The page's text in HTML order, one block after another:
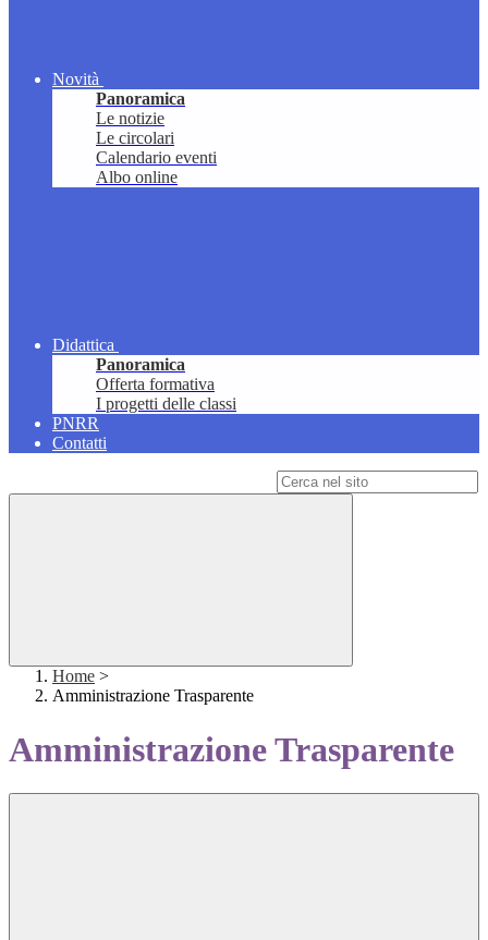
Novità
Panoramica
Le notizie
Le circolari
Calendario eventi
Albo online
Didattica
Panoramica
Offerta formativa
I progetti delle classi
PNRR
Contatti
Home >
Amministrazione Trasparente
Amministrazione Trasparente